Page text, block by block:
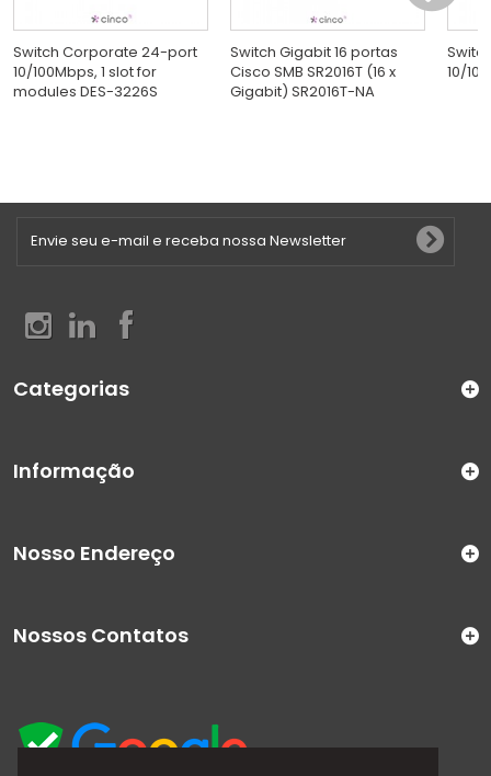
Switch Corporate 24-port
10/100Mbps, 1 slot for
modules DES-3226S
Switch Gigabit 16 portas
Cisco SMB SR2016T (16 x
Gigabit) SR2016T-NA
10/
Categorias
Informação
Nosso Endereço
Nossos Contatos